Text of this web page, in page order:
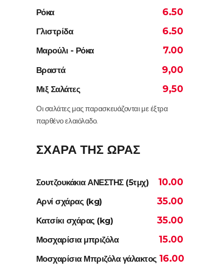
Ρόκα 6.50
Γλιστρίδα 6.50
Μαρούλι - Ρόκα 7.00
Βραστά 9,00
Μιξ Σαλάτες 9,50
Οι σαλάτες μας παρασκευάζονται με έξτρα
παρθένο ελαιόλαδο.
ΣΧΑΡΑ ΤΗΣ ΩΡΑΣ
Σουτζουκάκια ΑΝΕΣΤΗΣ (5τμχ) 10.00
Αρνί σχάρας (kg) 35.00
Κατσίκι σχάρας (kg) 35.00
Μοσχαρίσια μπριζόλα 15.00
Μοσχαρίσια Μπριζόλα γάλακτος 16.00